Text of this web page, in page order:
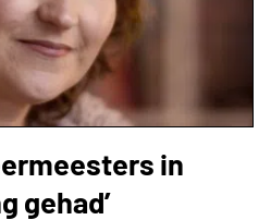
in
gehad’